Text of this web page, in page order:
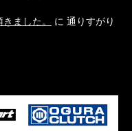
ました。 に 通りすがり